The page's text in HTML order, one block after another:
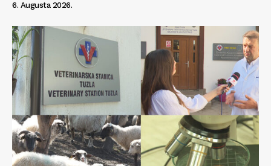
6. Augusta 2026.